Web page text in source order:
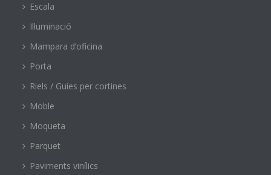
Escala
Il·luminació
Mampara d’oficina
Porta
Riels / Guies per cortines
Moble
Moqueta
Parquet
Paviments vinílics